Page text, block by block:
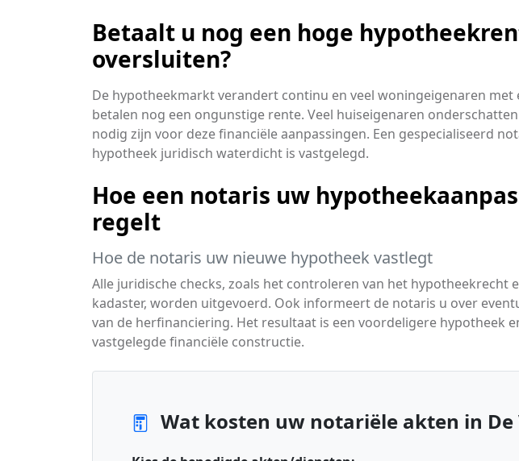
Betaalt u nog een hoge
oversluiten?
De hypotheekmarkt verandert continu en veel woningeigenaren met
betalen nog een ongunstige rente. Veel huiseigenaren
nodig zijn voor deze financiële aanpassingen. Een gespecialiseerd
hypotheek juridisch waterdicht is vastgelegd.
Hoe een notaris uw
regelt
Hoe de notaris uw nieuwe hypotheek vastlegt
Alle juridische checks, zoals het controleren van het hypotheekrecht
kadaster, worden uitgevoerd. Ook informeert de notaris u over
van de herfinanciering. Het resultaat is een voordeligere hypotheek
vastgelegde financiële constructie.
Wat kosten uw notariële akten in De